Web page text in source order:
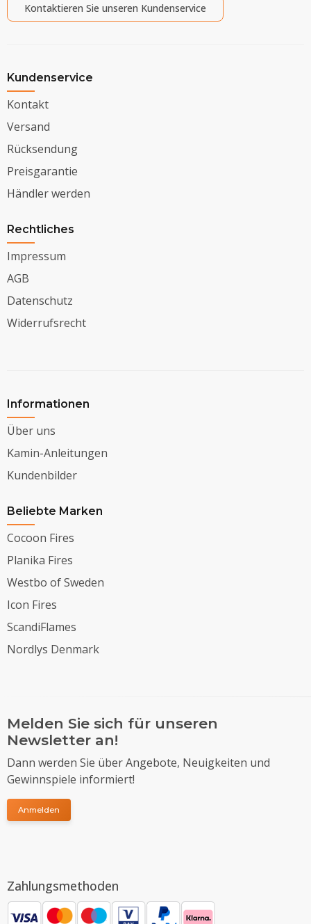
Kontaktieren Sie unseren Kundenservice
Kundenservice
Kontakt
Versand
Rücksendung
Preisgarantie
Händler werden
Rechtliches
Impressum
AGB
Datenschutz
Widerrufsrecht
Informationen
Über uns
Kamin-Anleitungen
Kundenbilder
Beliebte Marken
Cocoon Fires
Planika Fires
Westbo of Sweden
Icon Fires
ScandiFlames
Nordlys Denmark
Melden Sie sich für unseren
Newsletter an!
Dann werden Sie über Angebote, Neuigkeiten und
Gewinnspiele informiert!
Anmelden
Zahlungsmethoden